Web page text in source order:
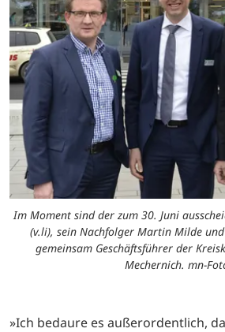
Im Moment sind der zum 30. Juni
(v.li), sein Nachfolger Martin Milde
gemeinsam Geschäftsführer der
Mechernich. mn-
»Ich bedaure es außerordentlich,